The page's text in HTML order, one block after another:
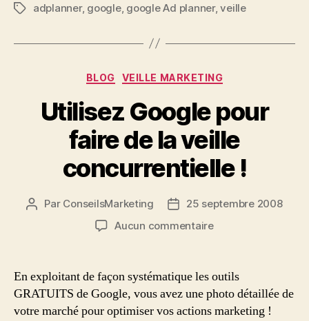
Étiquettes
adplanner, google, google Ad planner,veille
Catégories
BLOG VEILLE MARKETING
Utilisez Google pour
faire de la veille
concurrentielle !
Auteur
Par ConseilsMarketing
Date25 septembre 2008
Aucun commentairesur
pour
de
la
En exploitant de façon systématique les outils
GRATUITS de Google, vous avez une photo détaillée de
votre marché pour optimiser vos actions marketing !